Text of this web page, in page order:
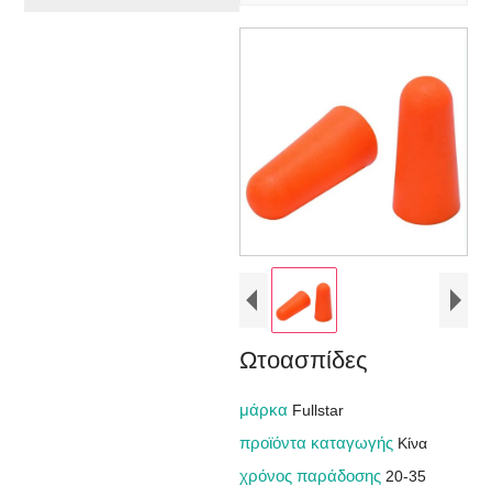
Ωτοασπίδες
μάρκα Fullstar
προϊόντα καταγωγής Κίνα
χρόνος παράδοσης 20-35